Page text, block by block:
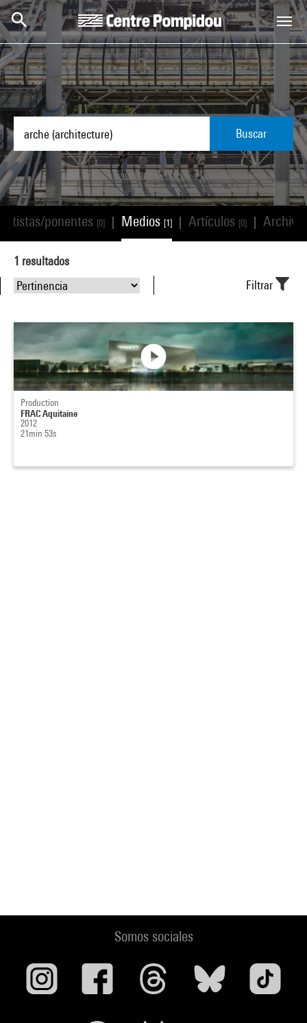
Skip to main content
Centre Pompidou
Buscar
Artistas/ponentes [0] Medios [1] Artículos [0]
1 resultados
Filtrar
Production
FRAC Aquitaine
2012
21min 53s
Somos sociales